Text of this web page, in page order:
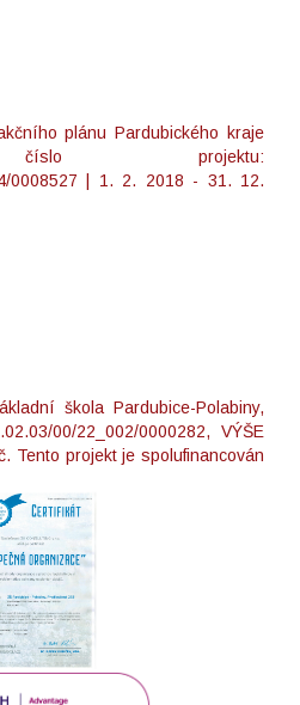
plánu Pardubického kraje
číslo projektu:
0008527 | 1. 2. 2018 - 31. 12.
škola Pardubice-Polabiny,
00/22_002/0000282, VÝŠE
Tento projekt je spolufinancován